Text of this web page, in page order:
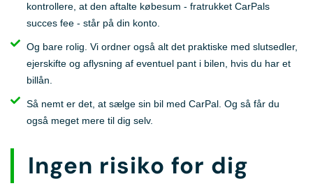
kontrollere, at den aftalte købesum - fratrukket CarPals
succes fee - står på din konto.
Og bare rolig. Vi ordner også alt det praktiske med slutsedler,
ejerskifte og aflysning af eventuel pant i bilen, hvis du har et
billån.
Så nemt er det, at sælge sin bil med CarPal. Og så får du
også meget mere til dig selv.
Ingen risiko for dig